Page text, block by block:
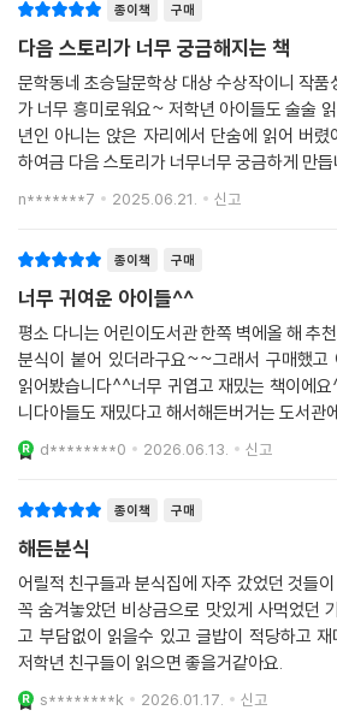
종이책 구매
다음 스토리가 너무 궁금해지는 책
문학동네 초승달문학상 대상 수상작이니 작품
가 너무 흥미로워요~ 저학년 아이들도 술술
년인 아니는 앉은 자리에서 단숨에 읽어 버
하여금 다음 스토리가 너무너무 궁금하게 만
n*******7 2025.06.21. 신고
종이책 구매
너무 귀여운 아이들^^
평소 다니는 어린이도서관 한쪽 벽에올 해 추
분식이 붙어 있더라구요~~그래서 구매했고
읽어봤습니다^^너무 귀엽고 재밌는 책이에
니다아들도 재밌다고 해서해든버거는 도서관
입니다~~
d********0 2026.06.13. 신고
종이책 구매
해든분식
어릴적 친구들과 분식집에 자주 갔었던 것들
꼭 숨겨놓았던 비상금으로 맛있게 사먹었던
고 부담없이 읽을수 있고 글밥이 적당하고
저학년 친구들이 읽으면 좋을거같아요.
s********k 2026.01.17. 신고